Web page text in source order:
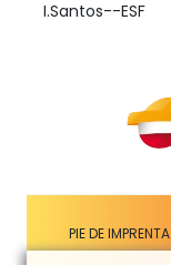
I.Santos--ESF
PIE DE IMPRENTA